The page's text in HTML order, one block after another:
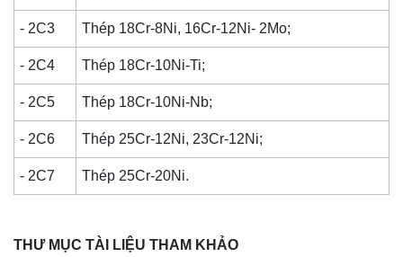
- 2C3 Thép 18Cr-8Ni, 16Cr-12Ni- 2Mo;
- 2C4 Thép 18Cr-10Ni-Ti;
- 2C5 Thép 18Cr-10Ni-Nb;
- 2C6 Thép 25Cr-12Ni, 23Cr-12Ni;
- 2C7 Thép 25Cr-20Ni.
THƯ MỤC TÀI LIỆU THAM KHẢO